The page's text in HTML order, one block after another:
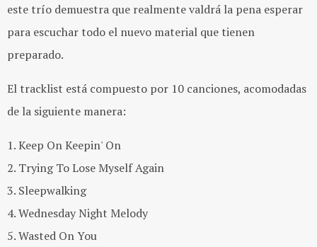
este trío demuestra que realmente valdrá la pena esperar
para escuchar todo el nuevo material que tienen
preparado.
El tracklist está compuesto por 10 canciones, acomodadas
de la siguiente manera:
1. Keep On Keepin' On
2. Trying To Lose Myself Again
3. Sleepwalking
4. Wednesday Night Melody
5. Wasted On You